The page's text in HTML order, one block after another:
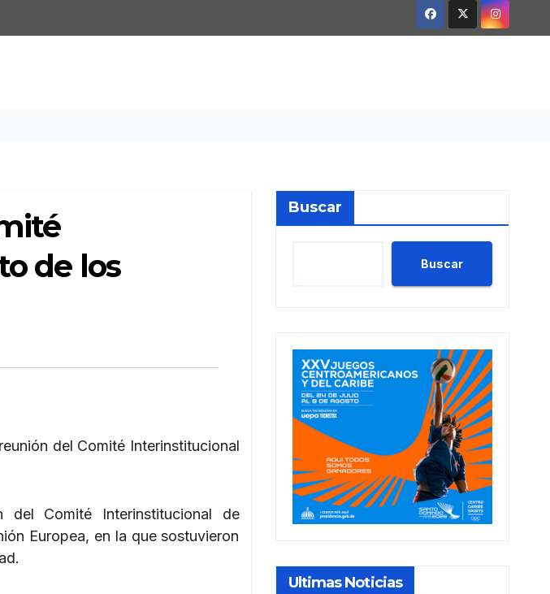
de los
del Comité Interinstitucional
del Comité Interinstitucional de
Europea, en la que sostuvieron
Buscar
Buscar
Ultimas Noticias